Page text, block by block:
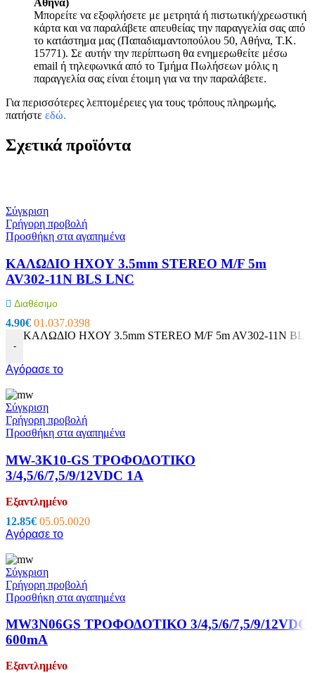
Αθήνα)
Μπορείτε να εξοφλήσετε με μετρητά ή πιστωτική/χρεωστική
κάρτα και να παραλάβετε απευθείας την παραγγελία σας από
το κατάστημα μας (Παπαδιαμαντοπούλου 50, Αθήνα, Τ.Κ.
15771). Σε αυτήν την περίπτωση θα ενημερωθείτε μέσω
email ή τηλεφωνικά από το Τμήμα Πωλήσεων μόλις η
παραγγελία σας είναι έτοιμη για να την παραλάβετε.
Για περισσότερες λεπτομέρειες για τους τρόπους πληρωμής,
πατήστε εδώ.
Σχετικά προϊόντα
Σύγκριση
Γρήγορη προβολή
Προσθήκη στα αγαπημένα
ΚΑΛΩΔΙΟ ΗΧΟΥ 3.5mm STEREO M/F 5m
AV302-11N BLS LNC
Διαθέσιμο
4.90€ 01.037.0398
-
ΚΑΛΩΔΙΟ ΗΧΟΥ 3.5mm STEREO M/F 5m AV302-11N BLS
Αγόρασε το
Σύγκριση
Γρήγορη προβολή
Προσθήκη στα αγαπημένα
MW-3K10-GS ΤΡΟΦΟΔΟΤΙΚΟ
3/4,5/6/7,5/9/12VDC 1A
Εξαντλημένο
12.85€ 05.05.0020
Αγόρασε το
Σύγκριση
Γρήγορη προβολή
Προσθήκη στα αγαπημένα
MW3N06GS ΤΡΟΦΟΔΟΤΙΚΟ 3/4,5/6/7,5/9/12VDC
600mA
Εξαντλημένο